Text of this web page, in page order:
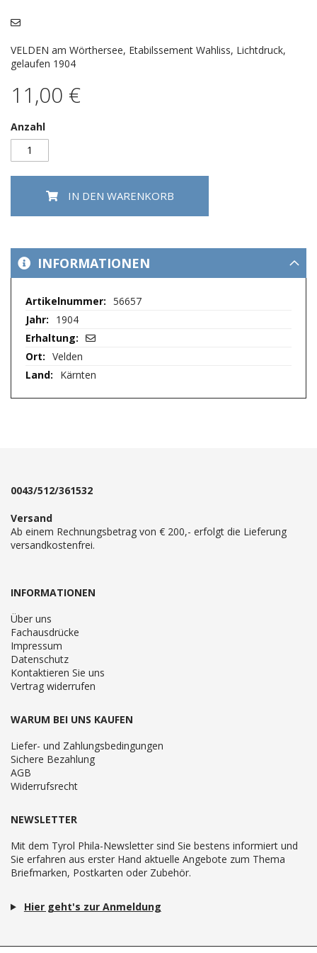
VELDEN am Wörthersee, Etabilssement Wahliss, Lichtdruck,
gelaufen 1904
11,00 €
Anzahl
IN DEN WARENKORB
springen
INFORMATIONEN
Mehr
56657
1904
Velden
Kärnten
0043/512/361532
Versand
Ab einem Rechnungsbetrag von € 200,- erfolgt die Lieferung
versandkostenfrei.
INFORMATIONEN
Über uns
Fachausdrücke
Impressum
Datenschutz
Kontaktieren Sie uns
Vertrag widerrufen
WARUM BEI UNS KAUFEN
Liefer- und Zahlungsbedingungen
Sichere Bezahlung
AGB
Widerrufsrecht
NEWSLETTER
Mit dem Tyrol Phila-Newsletter sind Sie bestens informiert und
Sie erfahren aus erster Hand aktuelle Angebote zum Thema
Briefmarken, Postkarten oder Zubehör.
Hier geht's zur Anmeldung